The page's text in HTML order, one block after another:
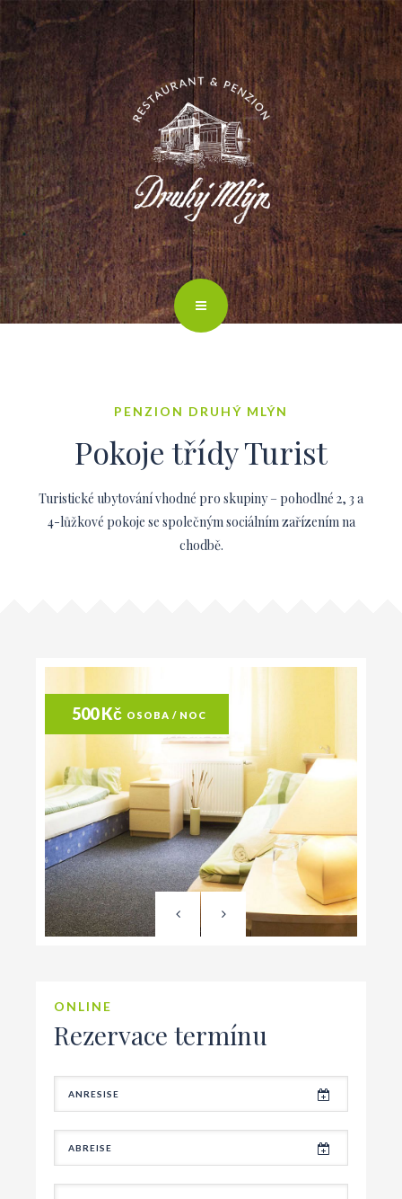
PENZION DRUHÝ MLÝN
Pokoje třídy Turist
Turistické ubytování vhodné pro skupiny – pohodlné 2, 3 a
4-lůžkové pokoje se společným sociálním zařízením na
chodbě.
500 Kč OSOBA / NOC
ONLINE
Rezervace termínu